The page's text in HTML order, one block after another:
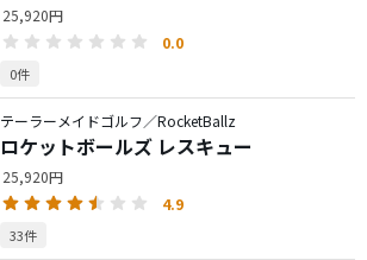
25,920円
0.0
0件
テーラーメイドゴルフ／RocketBallz
ロケットボールズ レスキュー
25,920円
4.9
33件